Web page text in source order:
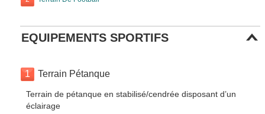
EQUIPEMENTS SPORTIFS
1 Terrain Pétanque
Terrain de pétanque en stabilisé/cendrée disposant d’un
éclairage